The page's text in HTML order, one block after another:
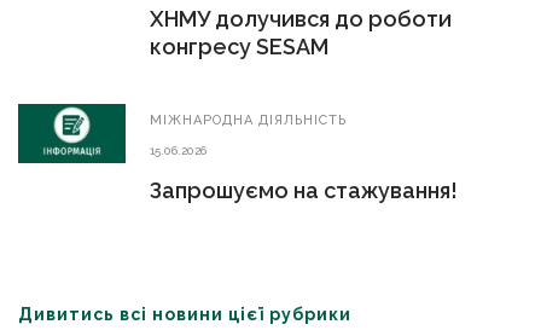
ХНМУ долучився до роботи
конгресу SESAM
МIЖНАРОДНА ДIЯЛЬНIСТЬ
15.06.2026
Запрошуємо на стажування!
Дивитись всі новини цієї рубрики